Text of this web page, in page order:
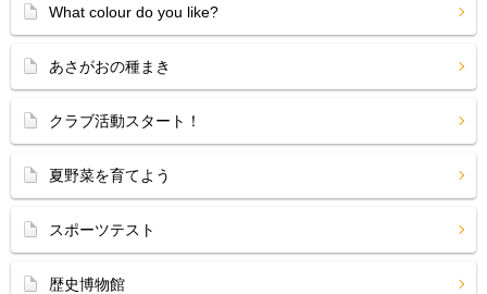
What colour do you like?
あさがおの種まき
クラブ活動スタート！
夏野菜を育てよう
スポーツテスト
歴史博物館